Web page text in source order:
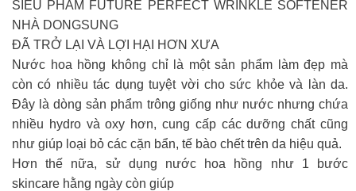
SIÊU PHẨM FUTURE PERFECT WRINKLE SOFTENER
NHÀ DONGSUNG
ĐÃ TRỞ LẠI VÀ LỢI HẠI HƠN XƯA
Nước hoa hồng không chỉ là một sản phẩm làm đẹp mà
còn có nhiều tác dụng tuyệt vời cho sức khỏe và làn da.
Đây là dòng sản phẩm trông giống như nước nhưng chứa
nhiều hydro và oxy hơn, cung cấp các dưỡng chất cũng
như giúp loại bỏ các cặn bẩn, tế bào chết trên da hiệu quả.
Hơn thế nữa, sử dụng nước hoa hồng như 1 bước
skincare hằng ngày còn giúp